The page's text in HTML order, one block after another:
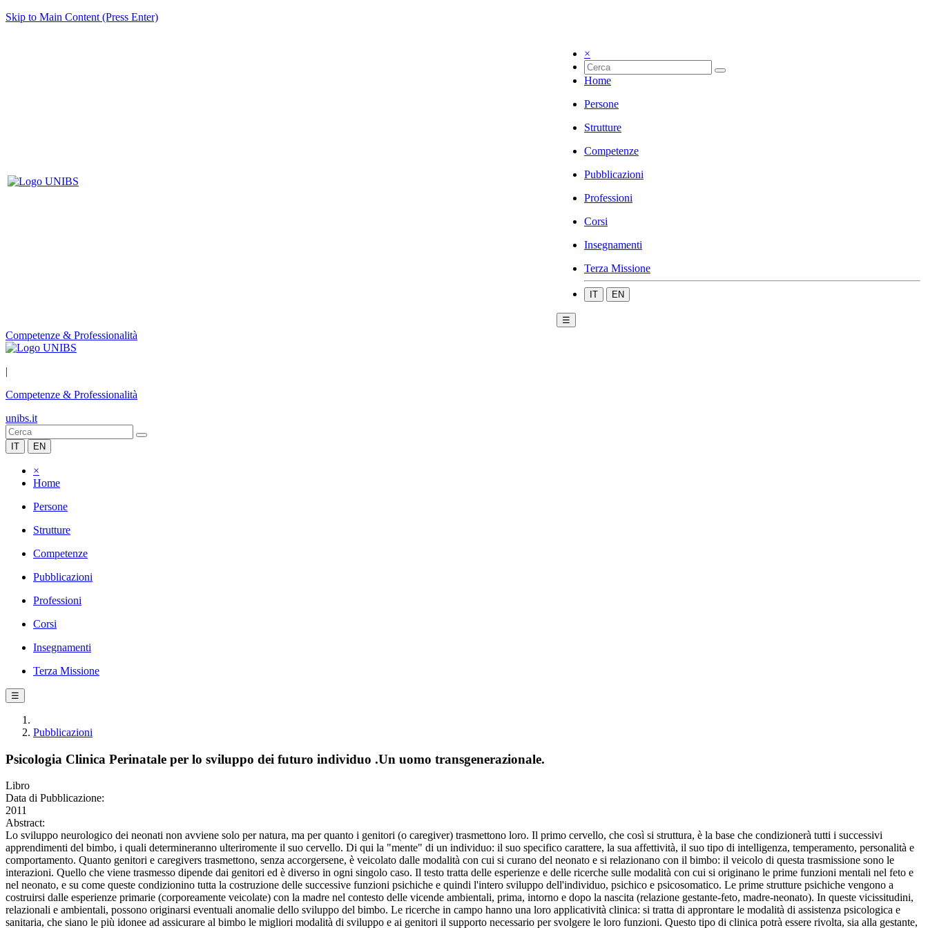
Skip to Main Content (Press Enter)
×
Home
Persone
Strutture
Competenze
Pubblicazioni
Professioni
Corsi
Insegnamenti
Terza Missione
IT EN
☰
Competenze & Professionalità
|
Competenze & Professionalità
unibs.it
IT EN
×
Home
Persone
Strutture
Competenze
Pubblicazioni
Professioni
Corsi
Insegnamenti
Terza Missione
☰
Pubblicazioni
Psicologia Clinica Perinatale per lo sviluppo dei futuro individuo .Un uomo transgenerazionale.
Libro
Data di Pubblicazione:
2011
Abstract:
Lo sviluppo neurologico dei neonati non avviene solo per natura, ma per quanto i genitori (o caregiver) trasmettono loro. Il primo cervello, che così si struttura, è la base che condizionerà tutti i successivi
apprendimenti del bimbo, i quali determineranno ulteriromente il suo cervello. Di qui la "mente" di un individuo: il suo specifico carattere, la sua affettività, il suo tipo di intelligenza, temperamento, personalità e
comportamento. Quanto genitori e caregivers trasmettono, senza accorgersene, è veicolato dalle modalità con cui si curano del neonato e si relazionano con il bimbo: il veicolo di questa trasmissione sono le
interazioni. Quello che viene trasmesso dipende dai genitori ed è diverso in ogni singolo caso. Il testo tratta delle esperienze e delle ricerche sulle modalità con cui si originano le prime funzioni mentali nel feto e
nel neonato, e su come queste condizionino tutta la costruzione delle successive funzioni psichiche e quindi l'intero sviluppo dell'individuo, psichico e psicosomatico. Le prime strutture psichiche vengono a
costruirsi dalle esperienze primarie (corporeamente veicolate) con la madre nel contesto delle vicende ambientali, prima, intorno e dopo la nascita (relazione gestante-feto, madre-neonato). In queste vicissitudini,
relazionali e ambientali, possono originarsi eventuali anomalie dello sviluppo del bimbo. Le ricerche in campo hanno una loro applicatività clinica: si tratta di approntare le modalità di assistenza psicologica e
sanitaria, che siano le più idonee ad assicurare al bimbo le migliori modalità di sviluppo e ai genitori il supporto necessario per svolgere le loro funzioni. Questo tipo di clinica potrà essere rivolta, sia alla gestante,